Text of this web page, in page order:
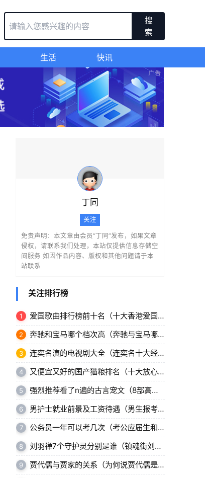
搜
索
生活 快讯
丁同
关注
免责声明：本文章由会员“丁同”发布，如果文章
侵权，请联系我们处理，本站仅提供信息存储空
间服务 如因作品内容、版权和其他问题请于本
站联系
关注排行榜
1 爱国歌曲排行榜前十名（十大香港爱国歌曲推荐）
2 奔驰和宝马哪个档次高（奔驰与宝马哪个更好）
3 连奕名演的电视剧大全（连奕名十大经典电视剧）
4 又便宜又好的国产猫粮排名（十大放心猫粮国产名单）
5 强烈推荐看了n遍的古言宠文（8部高分甜宠文）
6 男护士就业前景及工资待遇（男生报考护理专业前景好吗）
7 公务员一年可以考几次（考公应届生和社会人须知）
8 刘羽禅7个守护灵分别是谁（镇魂街刘羽禅的五虎上将）
9 贾代儒与贾家的关系（为何说贾代儒是荣国公的儿子）